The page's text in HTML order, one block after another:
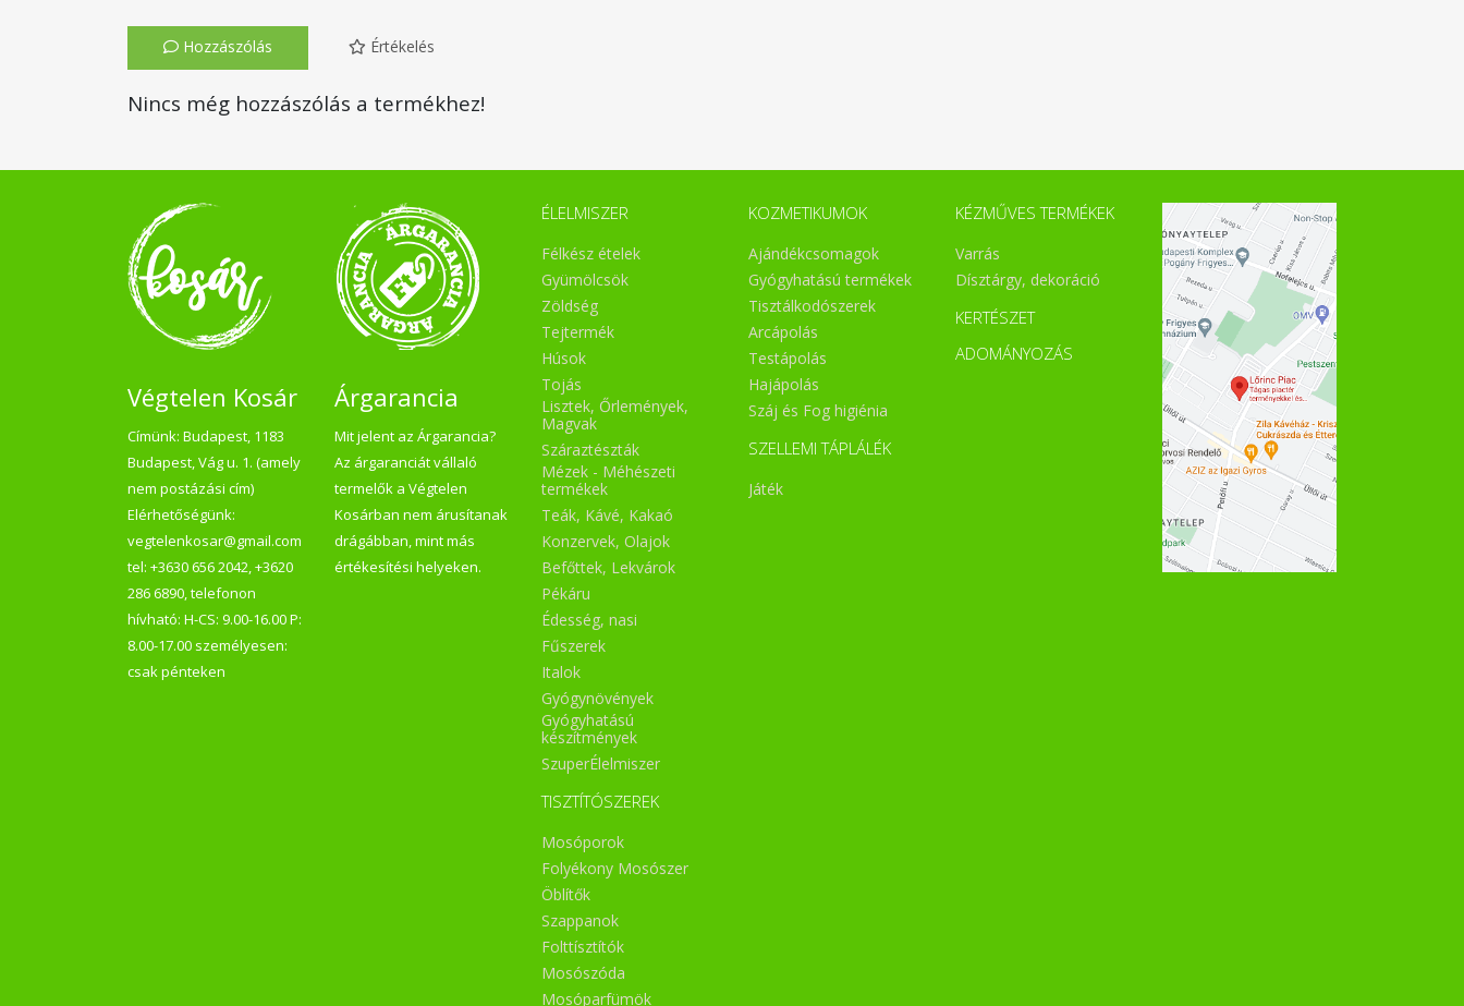
Hozzászólás Értékelés
Nincs még hozzászólás a termékhez!
Végtelen Kosár
Címünk: Budapest, 1183
Budapest, Vág u. 1. (amely
nem postázási cím)
Elérhetőségünk:
vegtelenkosar@gmail.com
tel: +3630 656 2042, +3620
286 6890, telefonon
hívható: H-CS: 9.00-16.00 P:
8.00-17.00 személyesen:
csak pénteken
Árgarancia
Mit jelent az Árgarancia?
Az árgaranciát vállaló
termelők a Végtelen
Kosárban nem árusítanak
drágábban, mint más
értékesítési helyeken.
ÉLELMISZER
Félkész ételek
Gyümölcsök
Zöldség
Tejtermék
Húsok
Tojás
Lisztek, Őrlemények,
Magvak
Száraztészták
Mézek - Méhészeti
termékek
Teák, Kávé, Kakaó
Konzervek, Olajok
Befőttek, Lekvárok
Pékáru
Édesség, nasi
Fűszerek
Italok
Gyógynövények
Gyógyhatású
készítmények
SzuperÉlelmiszer
TISZTÍTÓSZEREK
Mosóporok
Folyékony Mosószer
Öblítők
Szappanok
Folttísztítók
Mosószóda
Mosóparfümök
KOZMETIKUMOK
Ajándékcsomagok
Gyógyhatású termékek
Tisztálkodószerek
Arcápolás
Testápolás
Hajápolás
Száj és Fog higiénia
SZELLEMI TÁPLÁLÉK
Játék
KÉZMŰVES TERMÉKEK
Varrás
Dísztárgy, dekoráció
KERTÉSZET
ADOMÁNYOZÁS